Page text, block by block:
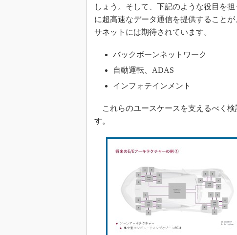
しょう。そして、下記のような役目を担
に超高速なデータ通信を提供することが
サネットには期待されています。
バックボーンネットワーク
自動運転、ADAS
インフォテインメント
これらのユースケースを支えるべく検
す。